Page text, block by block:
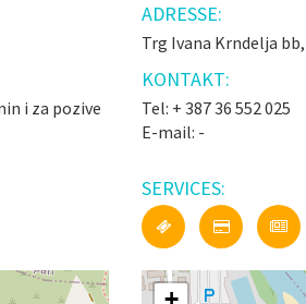
i za pozive
ADRESSE:
Trg Ivana Krndelja
KONTAKT:
Tel: + 387 36 552 025
E-mail: -
SERVICES: